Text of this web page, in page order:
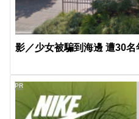
影／少女被騙到海邊 遭30
PR